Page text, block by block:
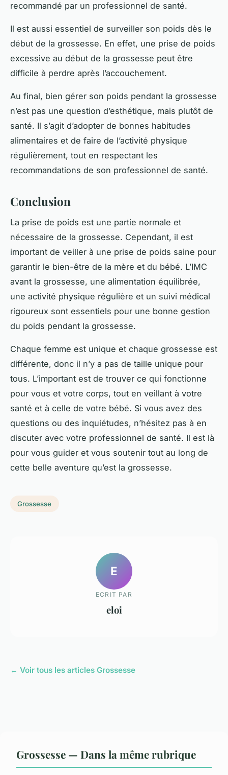
recommandé par un professionnel de santé.
Il est aussi essentiel de surveiller son poids dès le
début de la grossesse. En effet, une prise de poids
excessive au début de la grossesse peut être
difficile à perdre après l’accouchement.
Au final, bien gérer son poids pendant la grossesse
n’est pas une question d’esthétique, mais plutôt de
santé. Il s’agit d’adopter de bonnes habitudes
alimentaires et de faire de l’activité physique
régulièrement, tout en respectant les
recommandations de son professionnel de santé.
Conclusion
La prise de poids est une partie normale et
nécessaire de la grossesse. Cependant, il est
important de veiller à une prise de poids saine pour
garantir le bien-être de la mère et du bébé. L’IMC
avant la grossesse, une alimentation équilibrée,
une activité physique régulière et un suivi médical
rigoureux sont essentiels pour une bonne gestion
du poids pendant la grossesse.
Chaque femme est unique et chaque grossesse est
différente, donc il n’y a pas de taille unique pour
tous. L’important est de trouver ce qui fonctionne
pour vous et votre corps, tout en veillant à votre
santé et à celle de votre bébé. Si vous avez des
questions ou des inquiétudes, n’hésitez pas à en
discuter avec votre professionnel de santé. Il est là
pour vous guider et vous soutenir tout au long de
cette belle aventure qu’est la grossesse.
Grossesse
E
ECRIT PAR
eloi
← Voir tous les articles Grossesse
Grossesse — Dans la même rubrique